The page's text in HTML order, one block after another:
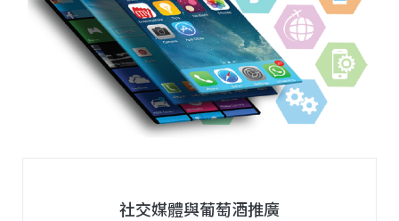
社交媒體與葡萄酒推廣